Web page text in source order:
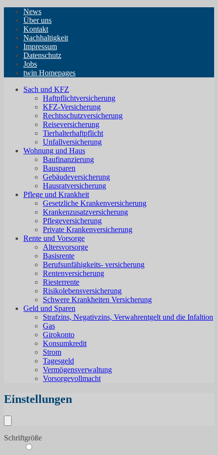
News
Über uns
Kontakt
Nachhaltigkeit
Impressum
Datenschutz
Jobs
twin Homepages
Sach und KFZ
Haftpflichtversicherung
KFZ-Versicherung
Rechtsschutzversicherung
Reiseversicherung
Tierhalterhaftpflicht
Unfallversicherung
Wohnung und Haus
Baufinanzierung
Bausparen
Gebäudeversicherung
Hausratversicherung
Pflege und Krankheit
Gesetzliche Krankenversicherung
Krankenzusatzversicherung
Pflegeversicherung
Private Krankenversicherung
Rente und Vorsorge
Altersvorsorge
Basisrente
Berufsunfähigkeits- versicherung
Rentenversicherung
Riesterrente
Risikolebensversicherung
Schwere Krankheiten Versicherung
Geld und Sparen
Strafzins, Negativzins, Verwahrentgelt und die Infaltion
Gas
Girokonto
Konsumkredit
Strom
Tagesgeld
Vermögensverwaltung
Vorsorgevollmacht
Einstellungen
Schriftgröße